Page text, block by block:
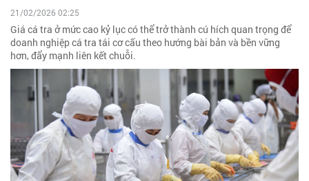
21/02/2026 02:25
Giá cá tra ở mức cao kỷ lục có thể trở thành cú hích quan trọng để
doanh nghiệp cá tra tái cơ cấu theo hướng bài bản và bền vững
hơn, đẩy mạnh liên kết chuỗi.